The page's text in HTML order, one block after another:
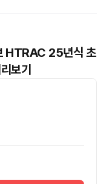
HTRAC 25년식 초
보기